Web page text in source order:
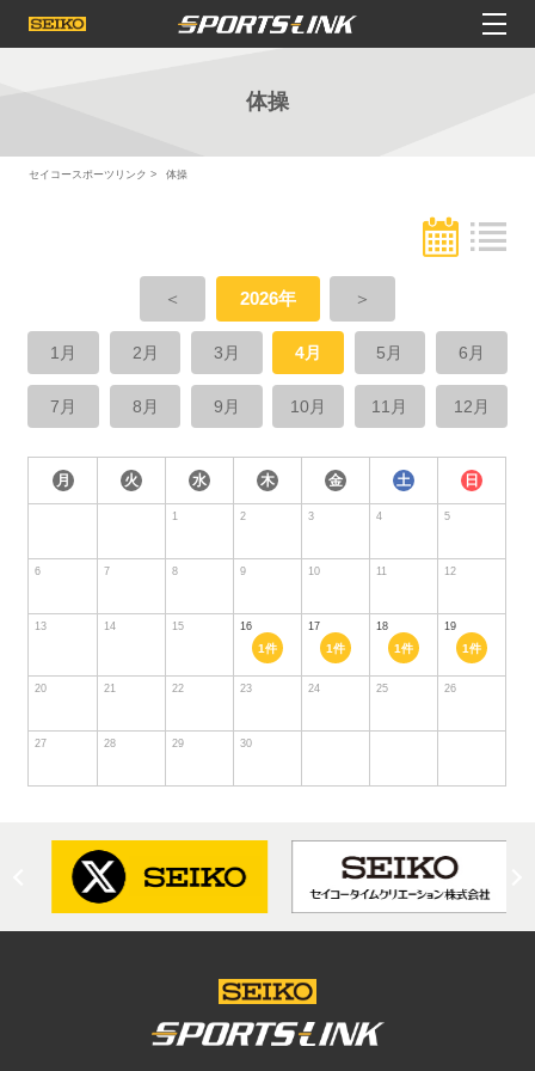
体操
セイコースポーツリンク 体操
＜ 2026年 ＞
1月 2月 3月 4月 5月 6月
7月 8月 9月 10月 11月 12月
月 火 水 木 金 土 日
1 2 3 4 5
6 7 8 9 10 11 12
13 14 15 16
1件
17
1件
18
1件
19
1件
20 21 22 23 24 25 26
27 28 29 30